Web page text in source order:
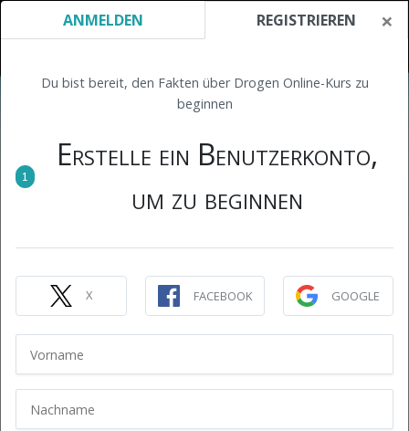
×
ANMELDEN REGISTRIEREN
Du bist bereit, den Fakten über Drogen Online-Kurs zu
beginnen
1
Erstelle ein Benutzerkonto,
um zu beginnen
X FACEBOOK GOOGLE